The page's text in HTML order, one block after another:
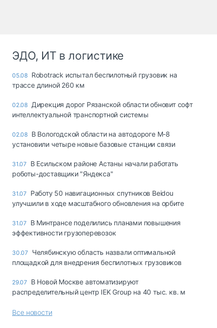
ЭДО, ИТ в логистике
05.08 Robotrack испытал беспилотный грузовик на
трассе длиной 260 км
02.08 Дирекция дорог Рязанской области обновит софт
интеллектуальной транспортной системы
02.08 В Вологодской области на автодороге М-8
установили четыре новые базовые станции связи
31.07
В Есильском районе Астаны начали работать
роботы-доставщики "Яндекса"
31.07
Работу 50 навигационных спутников Beidou
улучшили в ходе масштабного обновления на орбите
31.07
В Минтрансе поделились планами повышения
эффективности грузоперевозок
30.07
Челябинскую область назвали оптимальной
площадкой для внедрения беспилотных грузовиков
29.07
В Новой Москве автоматизируют
распределительный центр IEK Group на 40 тыс. кв. м
Все новости